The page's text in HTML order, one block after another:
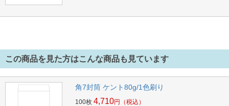
この商品を見た方はこんな商品も見ています
角7封筒 ケント80g/1色刷り
100枚 4,710円 （税込）